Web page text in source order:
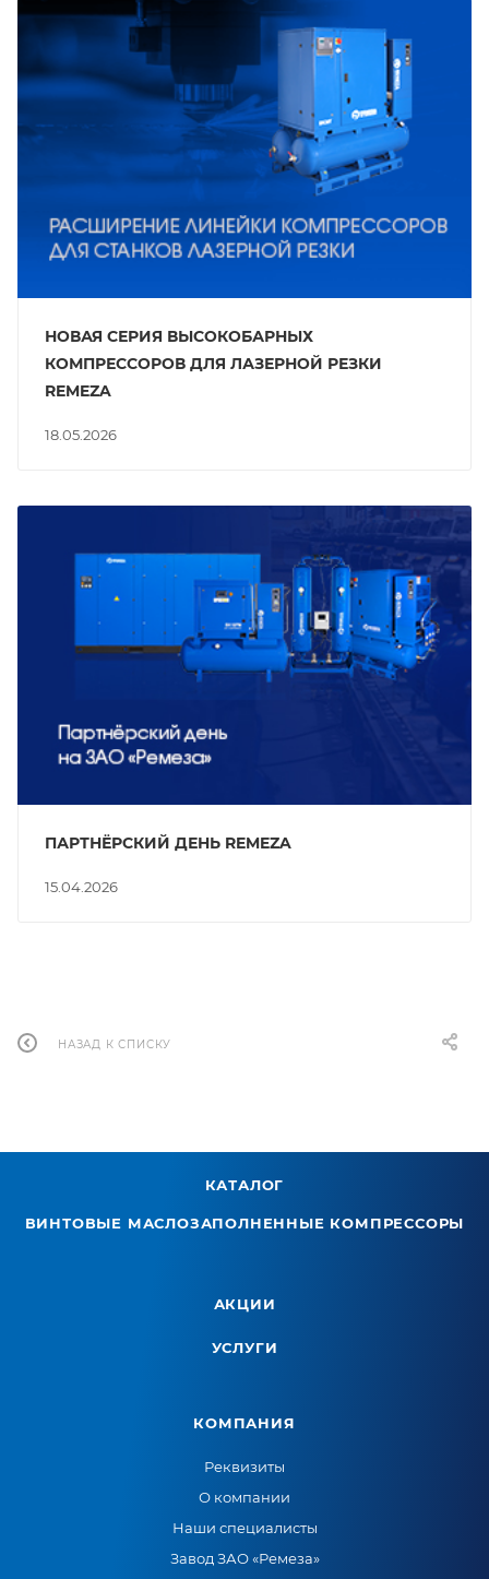
18.05.2026
НОВАЯ СЕРИЯ ВЫСОКОБАРНЫХ
КОМПРЕССОРОВ ДЛЯ ЛАЗЕРНОЙ РЕЗКИ
REMEZA
15.04.2026
ПАРТНЁРСКИЙ ДЕНЬ REMEZA
НАЗАД К СПИСКУ
КАТАЛОГ
ВИНТОВЫЕ МАСЛОЗАПОЛНЕННЫЕ КОМПРЕССОРЫ
АКЦИИ
УСЛУГИ
КОМПАНИЯ
Реквизиты
О компании
Наши специалисты
Завод ЗАО «Ремеза»